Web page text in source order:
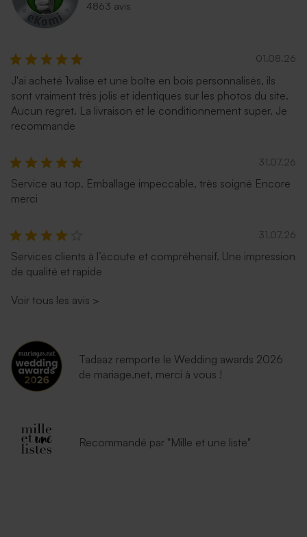
4863 avis
01.08.26
J'ai acheté 1valise et une boîte en bois personnalisés, ils
sont vraiment très jolis et identiques sur les photos du site.
Aucun regret. La livraison et le conditionnement super. Je
recommande
31.07.26
Service au top. Emballage impeccable, très soigné Encore
merci
31.07.26
Services clients à l’écoute et compréhensif. Une impression
de qualité et rapide
Voir tous les avis >
Tadaaz remporte le Wedding awards 2026
de mariage.net, merci à vous !
Recommandé par "Mille et une liste"